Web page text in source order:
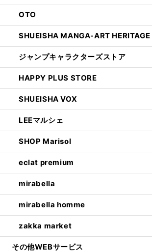
OTO
SHUEISHA MANGA-ART HERITAGE
ジャンプキャラクターズストア
HAPPY PLUS STORE
SHUEISHA VOX
LEEマルシェ
SHOP Marisol
eclat premium
mirabella
mirabella homme
zakka market
その他WEBサービス